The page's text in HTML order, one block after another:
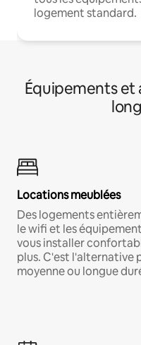
logement standard.
Équipements et
Locations meublées
Des logements
le wifi et les
vous installer
plus. C'est l'alternative
moyenne ou longue